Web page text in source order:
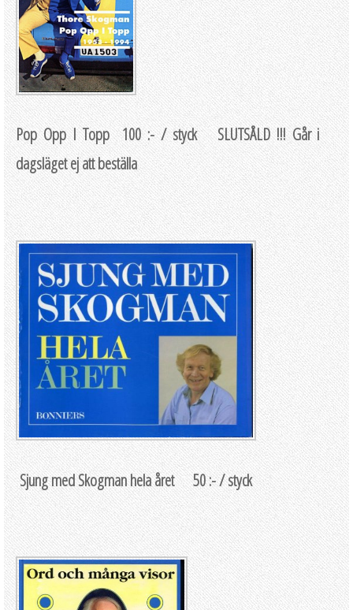
Pop Opp I Topp 100 :- / styck SLUTSÅLD !!! Går i
dagsläget ej att beställa
Sjung med Skogman hela året 50 :- / styck